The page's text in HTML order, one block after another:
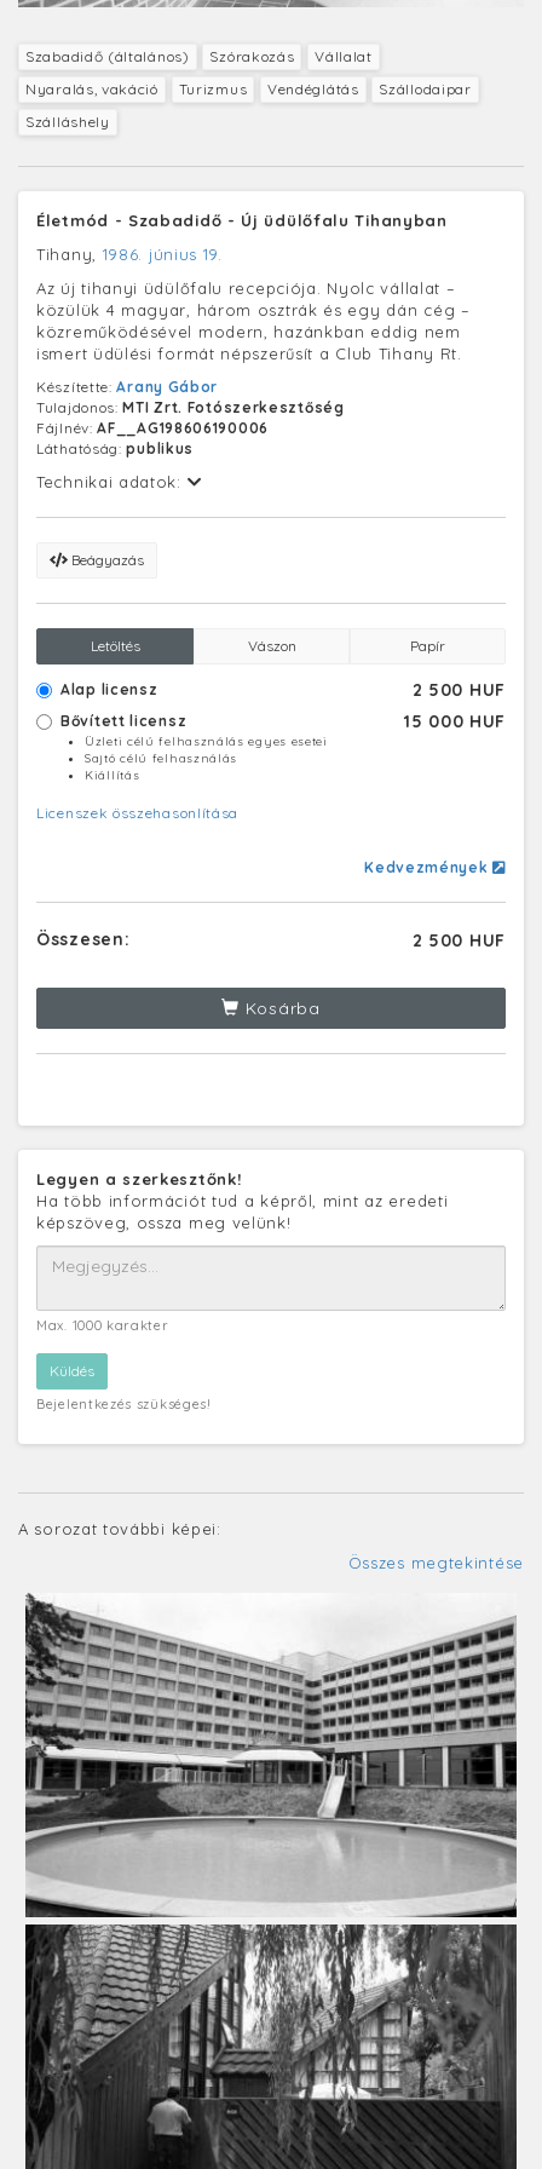
Szabadidő (általános) Szórakozás
Vállalat
Nyaralás, vakáció
Turizmus Vendéglátás
Szállodaipar
Szálláshely
Életmód - Szabadidő - Új üdülőfalu Tihanyban
Tihany, 1986. június 19.
Az új tihanyi üdülőfalu recepciója. Nyolc vállalat –
közülük 4 magyar, három osztrák és egy dán cég –
közreműködésével modern, hazánkban eddig nem
ismert üdülési formát népszerűsít a Club Tihany Rt.
Készítette:Arany Gábor
Tulajdonos:MTI Zrt. Fotószerkesztőség
Fájlnév:AF__AG198606190006
Láthatóság:publikus
Technikai adatok:
Beágyazás
Letöltés Vászon Papír
Alap licensz 2 500 HUF
Bővített licensz 15 000 HUF
Üzleti célú felhasználás egyes esetei
Sajtó célú felhasználás
Kiállítás
Licenszek összehasonlítása
Kedvezmények
Összesen: 2 500 HUF
Kosárba
Legyen a szerkesztőnk!
Ha több információt tud a képről, mint az eredeti
képszöveg, ossza meg velünk!
Max. 1000 karakter
Bejelentkezés szükséges!
A sorozat további képei:
Összes megtekintése